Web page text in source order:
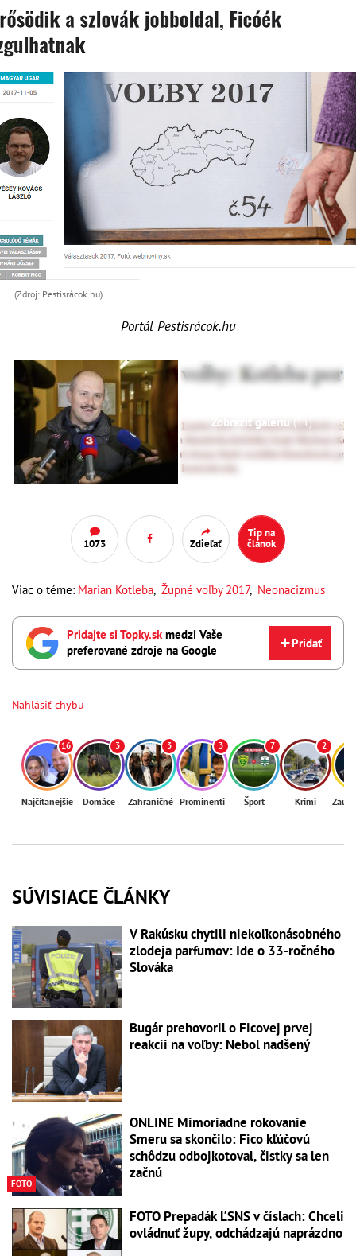
(Zdroj: Pestisrácok.hu)
Portál Pestisrácok.hu
Zobraziť galériu(11)
1073 Zdieľať
Tip na
článok
Viac o téme: Marian Kotleba, Župné voľby 2017, Neonacizmus
Pridajte si Topky.skmedzi Vaše
preferované zdroje na Google
Pridať
Nahlásiť chybu
16
Najčítanejšie
3
Domáce
3
Zahraničné
3
Prominenti
7
Šport
2
Krimi
SÚVISIACE ČLÁNKY
V Rakúsku chytili niekoľkonásobného
zlodeja parfumov: Ide o 33-ročného
Slováka
Bugár prehovoril o Ficovej prvej
reakcii na voľby: Nebol nadšený
FOTO
ONLINE Mimoriadne rokovanie
Smeru sa skončilo: Fico kľúčovú
schôdzu odbojkotoval, čistky sa len
začnú
FOTO Prepadák ĽSNS v číslach: Chceli
ovládnuť župy, odchádzajú naprázdno